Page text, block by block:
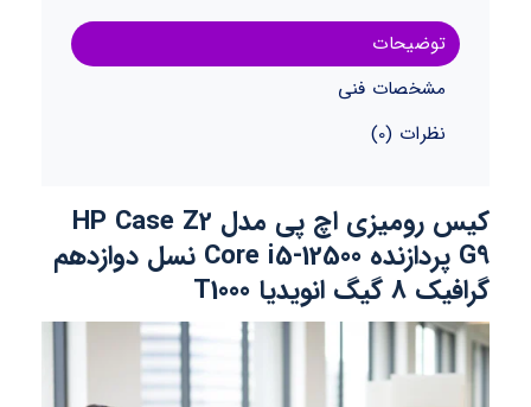
توضیحات
مشخصات فنی
نظرات (0)
کیس رومیزی اچ پی مدل HP Case Z2
G9 پردازنده Core i5-12500 نسل دوازدهم
گرافیک 8 گیگ انویدیا T1000